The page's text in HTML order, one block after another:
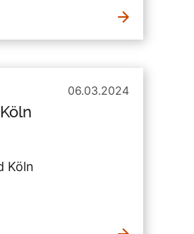
06.03.2024
Köln